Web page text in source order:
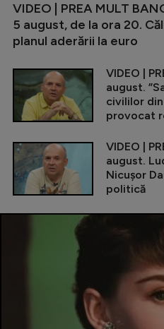
VIDEO | PREA MULT
5 august, de la ora 20.
planul aderării la euro
VIDEO |
august.
civililor
provocat
VIDEO |
august.
Nicușor
politică